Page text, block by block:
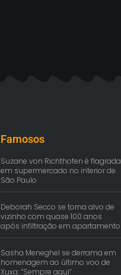
Famosos
Suzane von Richthofen é flagrada
em supermercado no interior de
São Paulo
Deborah Secco se torna alvo de
vizinho com quase 100 anos
após infiltração em apartamento
Sasha Meneghel se derrama em
homenagem ao último voo de
Xuxa: “Sempre aqui”